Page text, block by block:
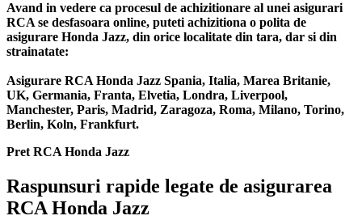
Avand in vedere ca procesul de achizitionare al unei asigurari
RCA se desfasoara online, puteti achizitiona o polita de
asigurare Honda Jazz, din orice localitate din tara, dar si din
strainatate:
Asigurare RCA Honda Jazz Spania, Italia, Marea Britanie,
UK, Germania, Franta, Elvetia, Londra, Liverpool,
Manchester, Paris, Madrid, Zaragoza, Roma, Milano, Torino,
Berlin, Koln, Frankfurt.
Pret RCA Honda Jazz
Raspunsuri rapide legate de asigurarea
RCA Honda Jazz